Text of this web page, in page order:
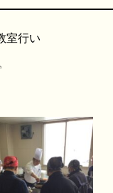
室行い